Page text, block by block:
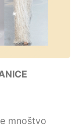
mnoštvo